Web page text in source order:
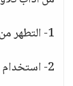
1- التطهر من الحدث.
2- استخدام السواك قبل القراءة.